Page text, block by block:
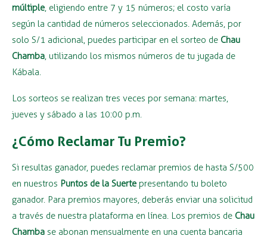
múltiple, eligiendo entre 7 y 15 números; el costo varía
según la cantidad de números seleccionados. Además, por
solo S/1 adicional, puedes participar en el sorteo de Chau
Chamba, utilizando los mismos números de tu jugada de
Kábala.
Los sorteos se realizan tres veces por semana: martes,
jueves y sábado a las 10:00 p.m.
¿Cómo Reclamar Tu Premio?
Si resultas ganador, puedes reclamar premios de hasta S/500
en nuestros Puntos de la Suerte presentando tu boleto
ganador. Para premios mayores, deberás enviar una solicitud
a través de nuestra plataforma en línea. Los premios de Chau
Chamba se abonan mensualmente en una cuenta bancaria